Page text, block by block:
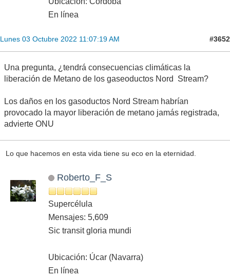
En línea
Lunes 03 Octubre 2022 11:07:19 AM #3652
Una pregunta, ¿tendrá consecuencias climáticas la
liberación de Metano de los gaseoductos Nord Stream?
Los daños en los gasoductos Nord Stream habrían
provocado la mayor liberación de metano jamás registrada,
advierte ONU
Lo que hacemos en esta vida tiene su eco en la eternidad.
Roberto_F_S
Supercélula
Mensajes: 5,609
Sic transit gloria mundi
Ubicación: Úcar (Navarra)
En línea